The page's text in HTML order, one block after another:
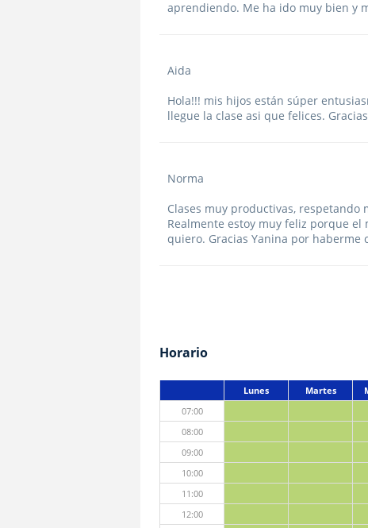
aprendiendo. Me ha ido muy bien y
Aida
Hola!!! mis hijos están súper
llegue la clase asi que felices. Gracias
Norma
Clases muy productivas, respetando
Realmente estoy muy feliz porque
quiero. Gracias Yanina por haberme
Horario
Lunes Martes
07:00
08:00
09:00
10:00
11:00
12:00